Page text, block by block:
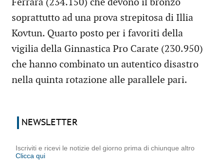
Ferrara (234.150) che devono il bronzo
soprattutto ad una prova strepitosa di Illia
Kovtun. Quarto posto per i favoriti della
vigilia della Ginnastica Pro Carate (230.950)
che hanno combinato un autentico disastro
nella quinta rotazione alle parallele pari.
NEWSLETTER
Iscriviti e ricevi le notizie del giorno prima di chiunque altro
Clicca qui